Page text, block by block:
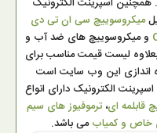
میکروسوییچ سی ان تی دی
و میکروسوییچ های ضد آب و
لیست قیمت مناسب برای
اندازی این وب سایت است
الکترونیک دارای انواع
قابلمه ای، ترموفیوز های سیم
خاص و کمیابمی باشد.